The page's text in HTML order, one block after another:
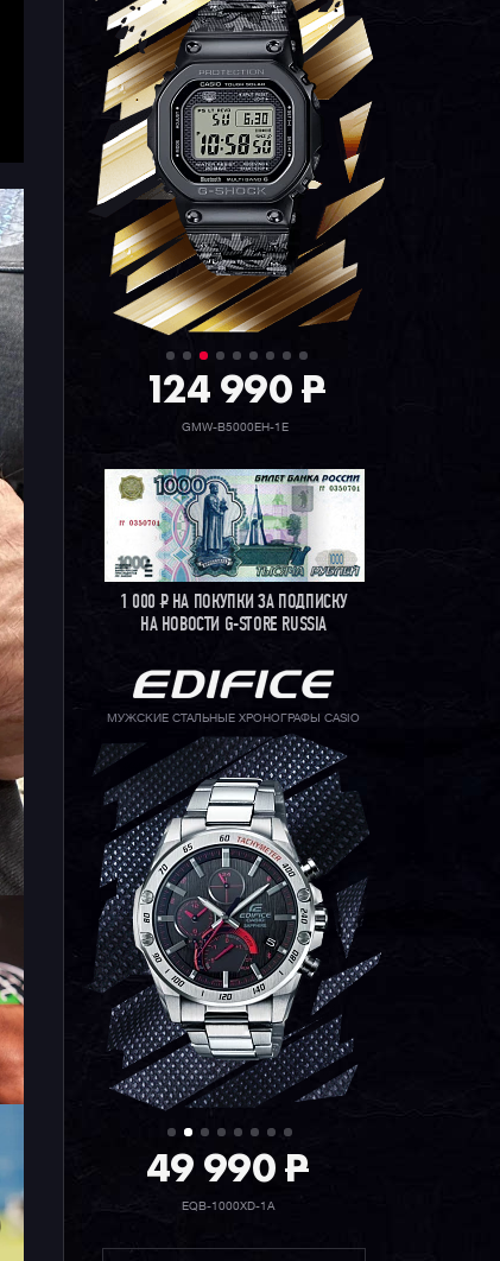
124 990P
GMW-B5000EH-1E
1 000РНА ПОКУПКИ ЗА ПОДПИСКУ
НА НОВОСТИ G-STORE RUSSIA
МУЖСКИЕ СТАЛЬНЫЕ ХРОНОГРАФЫ CASIO
49 990P
EQB-1000XD-1A